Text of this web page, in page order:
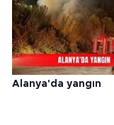
Alanya'da yangın